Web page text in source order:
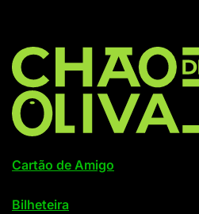
Cartão de Amigo
Bilheteira